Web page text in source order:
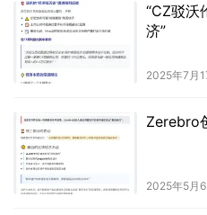
“CZ驳沃
济”
2025年7月
Zerebro
2025年5月6